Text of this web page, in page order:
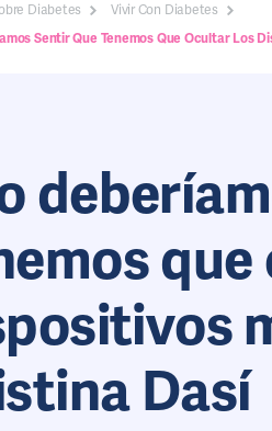
Diabetes
Vivir Con Diabetes
Sentir Que Tenemos Que Ocultar Los
Dasí